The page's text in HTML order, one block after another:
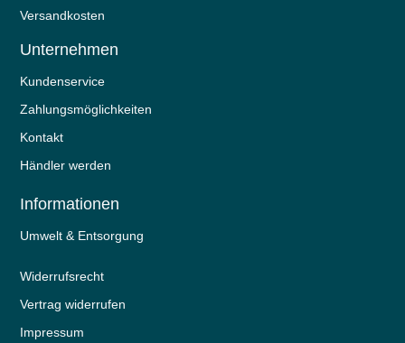
Versandkosten
Unternehmen
Kundenservice
Zahlungsmöglichkeiten
Kontakt
Händler werden
Informationen
Umwelt & Entsorgung
Widerrufs­recht
Vertrag widerrufen
Impressum